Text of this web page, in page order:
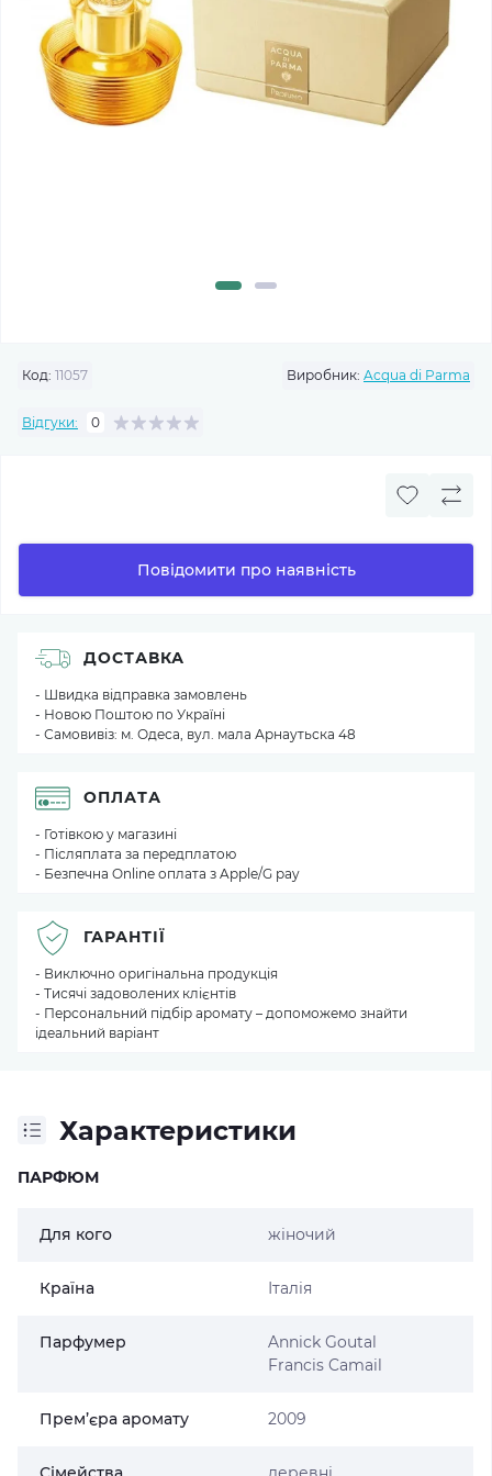
Код: 11057 Виробник: Acqua di Parma
Відгуки: 0
Повідомити про наявність
Характеристики
ПАРФЮМ
Для кого жіночий
Країна Італія
Парфумер
Annick Goutal
Francis Camail
Прем’єра аромату 2009
ДОСТАВКА
- Швидка відправка замовлень
- Новою Поштою по Україні
- Самовивіз: м. Одеса, вул. мала Арнаутьска 48
ОПЛАТА
- Готівкою у магазині
- Післяплата за передплатою
- Безпечна Online оплата з Apple/G pay
ГАРАНТІЇ
- Виключно оригінальна продукція
- Тисячі задоволених клієнтів
- Персональний підбір аромату – допоможемо знайти
ідеальний варіант